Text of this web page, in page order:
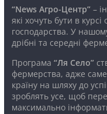
“News Агро-Центр”–
які хочуть бути в
господарства. У
дрібні та середні
Програма “Ля Село”
фермерства, адже саме
країну на шляху до
зроблять усе, щоб
максимально